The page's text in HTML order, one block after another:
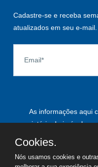
Cadastre-se e receba
atualizados em seu e-mail.
As informações aqui
proprietário do imóvel e
Cookies.
Nós usamos cookies e